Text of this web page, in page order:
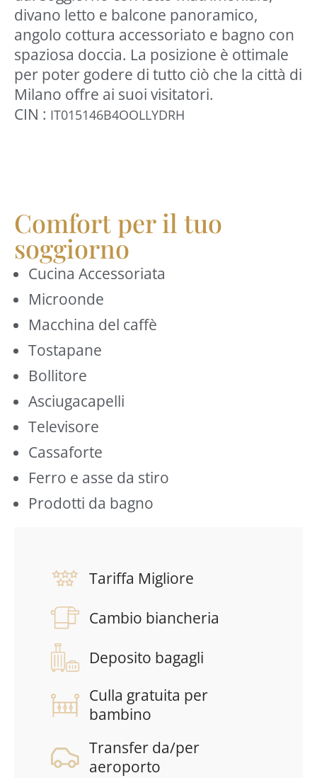
divano letto e balcone panoramico,
angolo cottura accessoriato e bagno con
spaziosa doccia. La posizione è ottimale
per poter godere di tutto ciò che la città di
Milano offre ai suoi visitatori.
CIN : IT015146B4OOLLYDRH
Comfort per il tuo
soggiorno
Cucina Accessoriata
Microonde
Macchina del caffè
Tostapane
Bollitore
Asciugacapelli
Televisore
Cassaforte
Ferro e asse da stiro
Prodotti da bagno
Tariffa Migliore
Cambio biancheria
Deposito bagagli
Culla gratuita per
bambino
Transfer da/per
aeroporto